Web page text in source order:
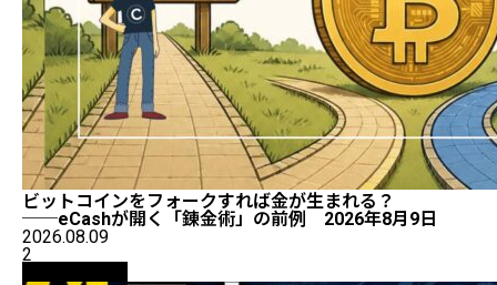
ビットコインをフォークすれば金が生まれる？
──eCashが開く「錬金術」の前例 2026年8月9日
2026.08.09
2